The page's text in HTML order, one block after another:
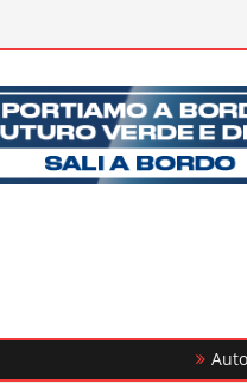
Auto, il mercato